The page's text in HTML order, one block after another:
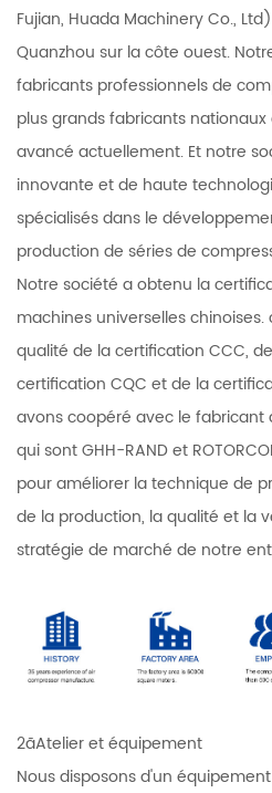
Fujian, Huada Machinery Co.,
Quanzhou sur la côte ouest.
fabricants professionnels de
plus grands fabricants
avancé actuellement. Et notre
innovante et de haute
spécialisés dans le
production de séries de
Notre société a obtenu la
machines universelles
qualité de la certification CCC,
certification CQC et de la
avons coopéré avec le fabricant
qui sont GHH-RAND et
pour améliorer la technique de
de la production, la qualité et la
stratégie de marché de notre
2ãAtelier et équipement
Nous disposons d'un